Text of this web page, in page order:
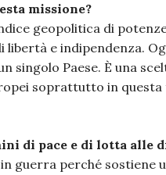
missione?
geopolitica di
e indipendenza.
singolo Paese. È una
soprattutto in questa
di pace e di lotta alle
guerra perché sostiene